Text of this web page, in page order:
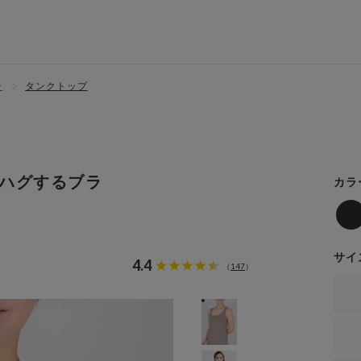
タンクトップ
グするブラ
4.4 （ 147）
カ
サイ